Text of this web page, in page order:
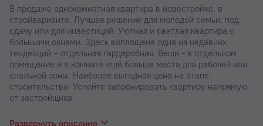
В продаже однокомнатная квартира в новостройке, в
стройварианте. Лучшее решение для молодой семьи, под
сдачу или для инвестиций. Уютная и светлая квартира с
большими окнами. Здесь воплощена одна из недавних
тенденций – отдельная гардеробная. Вещи - в отдельном
помещение и в комнате ещё больше места для рабочей или
спальной зоны. Наиболее выгодная цена на этапе
строительства. Успейте забронировать квартиру напрямую
от застройщика.
отделе продаж вас проконсультируют по актуальным
Развернуть описание